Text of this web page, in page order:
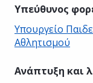
Υπεύθυνος
Υπουργείο
Αθλητισμού
Ανάπτυξη και